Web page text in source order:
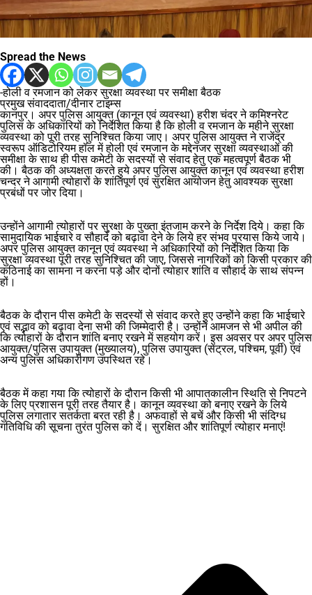
Spread the News
-होली व रमजान को लेकर सुरक्षा व्यवस्था पर समीक्षा बैठक
प्रमुख संवाददाता/दीनार टाइम्स
कानपुर। अपर पुलिस आयुक्त (कानून एवं व्यवस्था) हरीश चंदर ने कमिश्नरेट
पुलिस के अधिकारियों को निर्देशित किया है कि होली व रमजान के महीने सुरक्षा
व्यवस्था को पूरी तरह सुनिश्चित किया जाए। अपर पुलिस आयुक्त ने राजेंद्र
स्वरूप ऑडिटोरियम हॉल में होली एवं रमजान के मद्देनजर सुरक्षा व्यवस्थाओं की
समीक्षा के साथ ही पीस कमेटी के सदस्यों से संवाद हेतु एक महत्वपूर्ण बैठक भी
की। बैठक की अध्यक्षता करते हुये अपर पुलिस आयुक्त कानून एवं व्यवस्था हरीश
चन्दर ने आगामी त्योहारों के शांतिपूर्ण एवं सुरक्षित आयोजन हेतु आवश्यक सुरक्षा
प्रबंधों पर जोर दिया।
उन्होंने आगामी त्योहारों पर सुरक्षा के पुख्ता इंतजाम करने के निर्देश दिये। कहा कि
सामुदायिक भाईचारे व सौहार्द को बढ़ावा देने के लिये हर संभव प्रयास किये जाये।
अपर पुलिस आयुक्त कानून एवं व्यवस्था ने अधिकारियों को निर्देशित किया कि
सुरक्षा व्यवस्था पूरी तरह सुनिश्चित की जाए, जिससे नागरिकों को किसी प्रकार की
कठिनाई का सामना न करना पड़े और दोनों त्योहार शांति व सौहार्द के साथ संपन्न
हों।
बैठक के दौरान पीस कमेटी के सदस्यों से संवाद करते हुए उन्होंने कहा कि भाईचारे
एवं सद्भाव को बढ़ावा देना सभी की जिम्मेदारी है। उन्होंने आमजन से भी अपील की
कि त्योहारों के दौरान शांति बनाए रखने में सहयोग करें। इस अवसर पर अपर पुलिस
आयुक्त/पुलिस उपायुक्त (मुख्यालय), पुलिस उपायुक्त (सेंट्रल, पश्चिम, पूर्वी) एवं
अन्य पुलिस अधिकारीगण उपस्थित रहे।
बैठक में कहा गया कि त्योहारों के दौरान किसी भी आपातकालीन स्थिति से निपटने
के लिए प्रशासन पूरी तरह तैयार है। कानून व्यवस्था को बनाए रखने के लिये
पुलिस लगातार सतर्कता बरत रही है। अफवाहों से बचें और किसी भी संदिग्ध
गतिविधि की सूचना तुरंत पुलिस को दें। सुरक्षित और शांतिपूर्ण त्योहार मनाएं!